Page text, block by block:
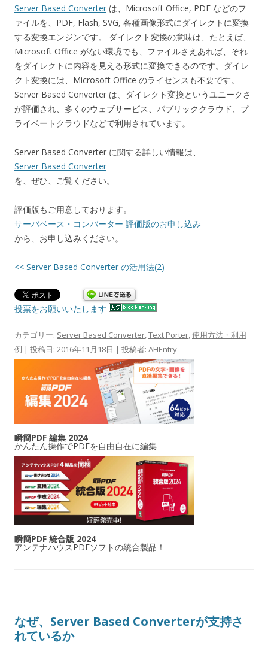
Server Based Converter は、Microsoft Office, PDF などのフ
ァイルを、PDF, Flash, SVG, 各種画像形式にダイレクトに変換
する変換エンジンです。 ダイレクト変換の意味は、たとえば、
Microsoft Office がない環境でも、ファイルさえあれば、それ
をダイレクトに内容を見える形式に変換できるのです。ダイレ
クト変換には、Microsoft Office のライセンスも不要です。
Server Based Converter は、ダイレクト変換というユニークさ
が評価され、多くのウェブサービス、パブリッククラウド、プ
ライベートクラウドなどで利用されています。
Server Based Converter に関する詳しい情報は、
Server Based Converter
を、ぜひ、ご覧ください。
評価版もご用意しております。
サーバベース・コンバーター 評価版のお申し込み
から、お申し込みください。
<< Server Based Converter の活用法(2)
投票をお願いいたします
カテゴリー: Server Based Converter,Text Porter,使用方法・利用
例 | 投稿日: 2016年11月18日 | 投稿者: AHEntry
瞬簡PDF 編集 2024
かんたん操作でPDFを自由自在に編集
瞬簡PDF 統合版 2024
アンテナハウスPDFソフトの統合製品！
なぜ、Server Based Converterが支持さ
れているか